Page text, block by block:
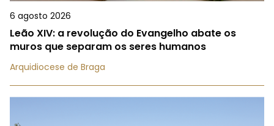
6 agosto 2026
Leão XIV: a revolução do Evangelho abate os
muros que separam os seres humanos
Arquidiocese de Braga